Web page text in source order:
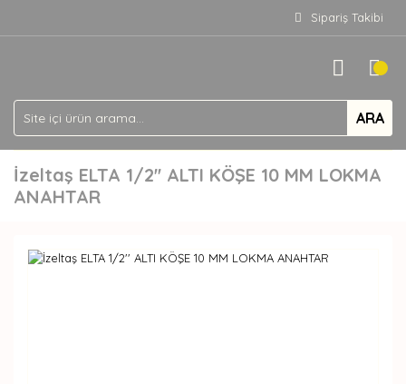
Sipariş Takibi
ARA
İzeltaş ELTA 1/2'' ALTI KÖŞE 10 MM LOKMA
ANAHTAR